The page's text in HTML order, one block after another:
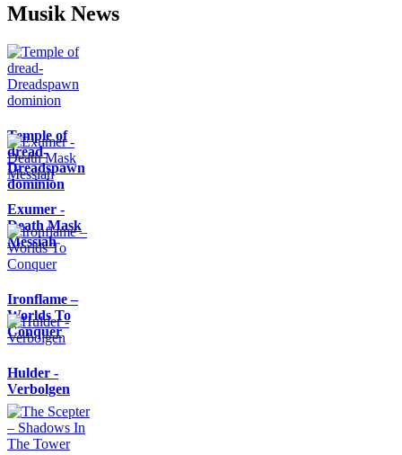
Musik News
Temple of
dread-
Dreadspawn
dominion
Exumer -
Death Mask
Messiah
Ironflame –
Worlds To
Conquer
Hulder -
Verbolgen